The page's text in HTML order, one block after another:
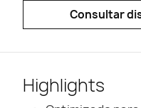
Consultar
Highlights